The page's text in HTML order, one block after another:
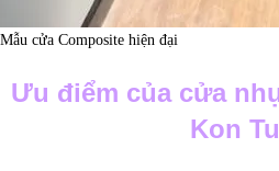
Mẫu cửa Composite hiện đại
Ưu điểm của cửa
Kon